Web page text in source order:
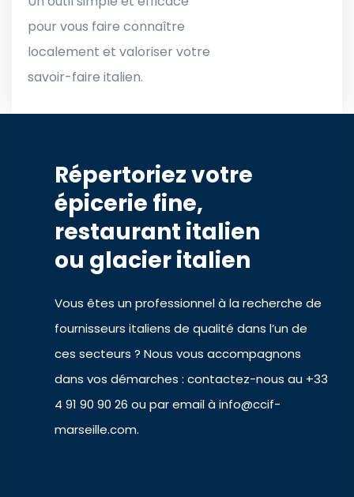
pour vous faire connaître
localement et valoriser votre
savoir-faire italien.
Répertoriez votre
épicerie fine,
restaurant italien
ou glacier italien
Vous êtes un professionnel à la recherche de
fournisseurs italiens de qualité dans l’un de
ces secteurs ? Nous vous accompagnons
dans vos démarches : contactez-nous au +33
4 91 90 90 26 ou par email à info@ccif-
marseille.com.